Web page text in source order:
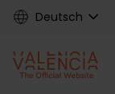
Skip
content
Deutsch